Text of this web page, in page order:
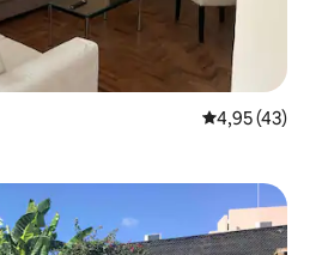
Gemiddelde
4,95 (43)